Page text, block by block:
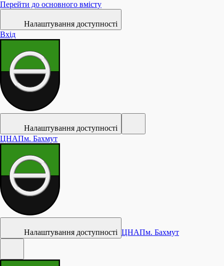
Перейти до основного вмісту
Налаштування доступності
Вхід
Налаштування доступності
ЦНАПм. Бахмут
Налаштування доступності ЦНАПм. Бахмут